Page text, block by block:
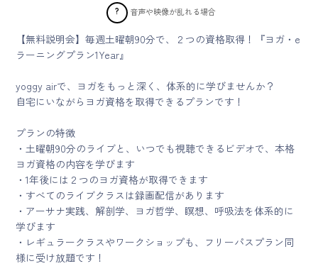
? 音声や映像が乱れる場合
【無料説明会】毎週土曜朝90分で、２つの資格取得！『ヨガ・e
ラーニングプラン1Year』
yoggy airで、ヨガをもっと深く、体系的に学びませんか？
自宅にいながらヨガ資格を取得できるプランです！
プランの特徴
・土曜朝90分のライブと、いつでも視聴できるビデオで、本格
ヨガ資格の内容を学びます
・1年後には２つのヨガ資格が取得できます
・すべてのライブクラスは録画配信があります
・アーサナ実践、解剖学、ヨガ哲学、瞑想、呼吸法を体系的に
学びます
・レギュラークラスやワークショップも、フリーパスプラン同
様に受け放題です！